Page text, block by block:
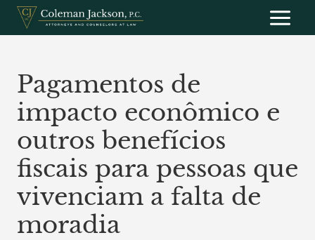
Saltar
contenido
Pagamentos de
impacto econômico e
outros benefícios
fiscais para pessoas que
vivenciam a falta de
moradia